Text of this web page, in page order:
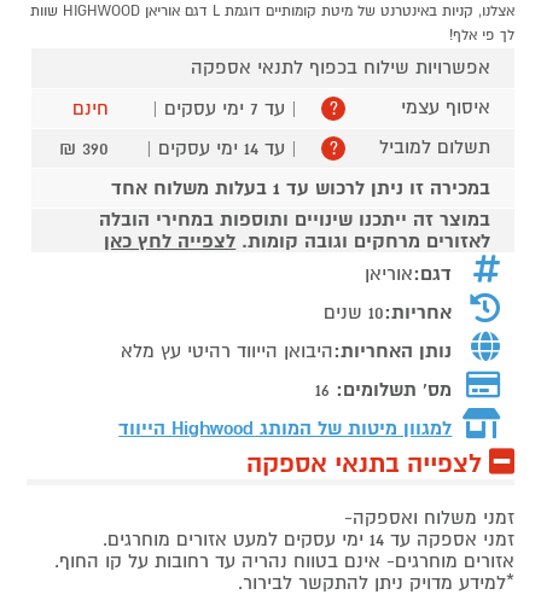
אצלנו, קניות באינטרנט של מיטת קומותיים דוגמת L דגם אוריאן HIGHWOOD שוות
לך פי אלף!
אפשרויות שילוח בכפוף לתנאי אספקה
איסוף עצמי
? | עד 7 ימי עסקים |
חינם
תשלום למוביל
? | עד 14 ימי עסקים |
390 ₪
במכירה זו ניתן לרכוש עד 1 בעלות משלוח אחד
במוצר זה ייתכנו שינויים ותוספות במחירי הובלה
לאזורים מרחקים וגובה קומות. לצפייה לחץ כאן
דגם:אוריאן
אחריות:10 שנים
נותן האחריות:היבואן הייווד רהיטי עץ מלא
מס' תשלומים: 16
למגוון מיטות של המותג Highwood הייווד
לצפייה בתנאי אספקה
זמני משלוח ואספקה-
זמני אספקה עד 14 ימי עסקים למעט אזורים מוחרגים.
אזורים מוחרגים- אינם בטווח נהריה עד רחובות על קו החוף.
*למידע מדויק ניתן להתקשר לבירור.